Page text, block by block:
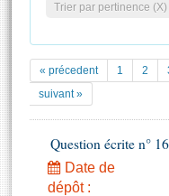
Documents
Projets de loi
Textes adoptés
Transparence et
Histoire
Juniors
Anciennes
Les archives
Contacts et plan
Trier par pertinence (X)
« précedent 1 2
suivant »
Question écrite n°
Date de
dépôt :